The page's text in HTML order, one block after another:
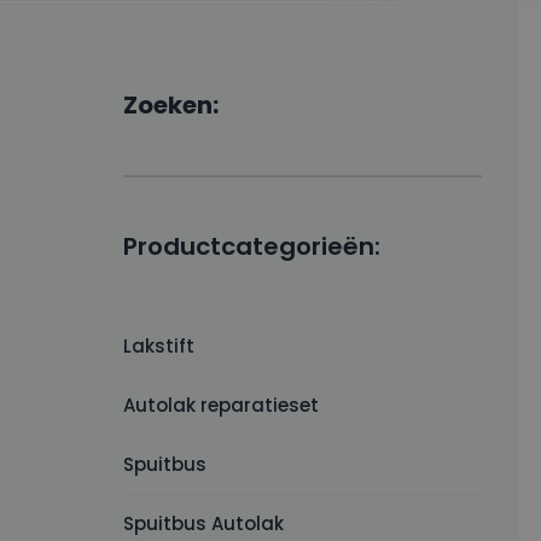
Zoeken:
Productcategorieën:
Lakstift
Autolak reparatieset
Spuitbus
Spuitbus Autolak